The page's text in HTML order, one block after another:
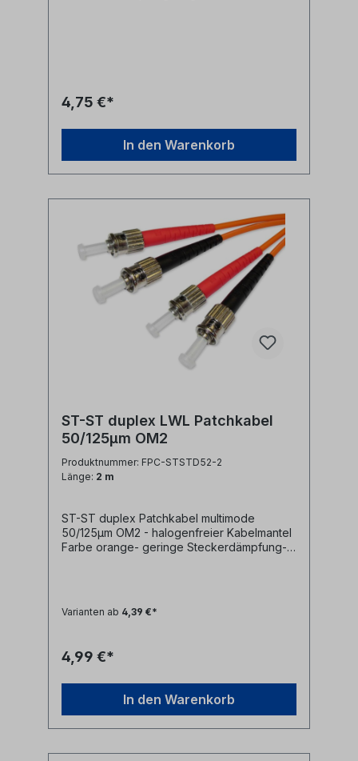
4,75 €*
In den Warenkorb
ST-ST duplex LWL Patchkabel
50/125µm OM2
Produktnummer: FPC-STSTD52-2
Länge: 2 m
ST-ST duplex Patchkabel multimode
50/125µm OM2 - halogenfreier Kabelmantel
Farbe orange- geringe Steckerdämpfung-
Varianten ab 4,39 €*
4,99 €*
In den Warenkorb